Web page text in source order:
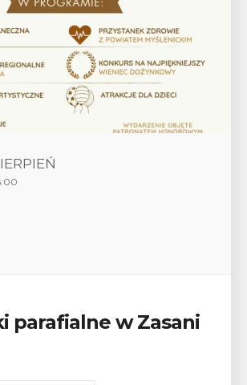
„Jak zdobyć
na myślenickich